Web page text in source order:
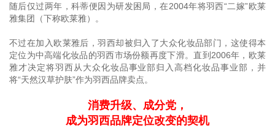
随后仅过两年，科蒂便因为研发困局，在2004年将羽西“二嫁”欧莱
雅集团（下称欧莱雅）。
不过在加入欧莱雅后，羽西却被归入了大众化妆品部门，这使得本
定位为中高端化妆品的羽西市场份额再度下滑。直到2006年，欧莱
雅才决定将羽西从大众化妆品事业部归入高档化妆品事业部，并
将“天然汉草护肤”作为羽西品牌卖点。
消费升级、成分党，
成为羽西品牌定位改变的契机